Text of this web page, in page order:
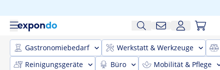
Gastronomiebedarf
Werkstatt & Werkzeuge
Reinigungsgeräte
Büro Mobilität & Pflege